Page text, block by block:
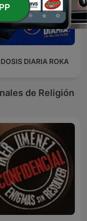
DIARIA ROKA
de Religión